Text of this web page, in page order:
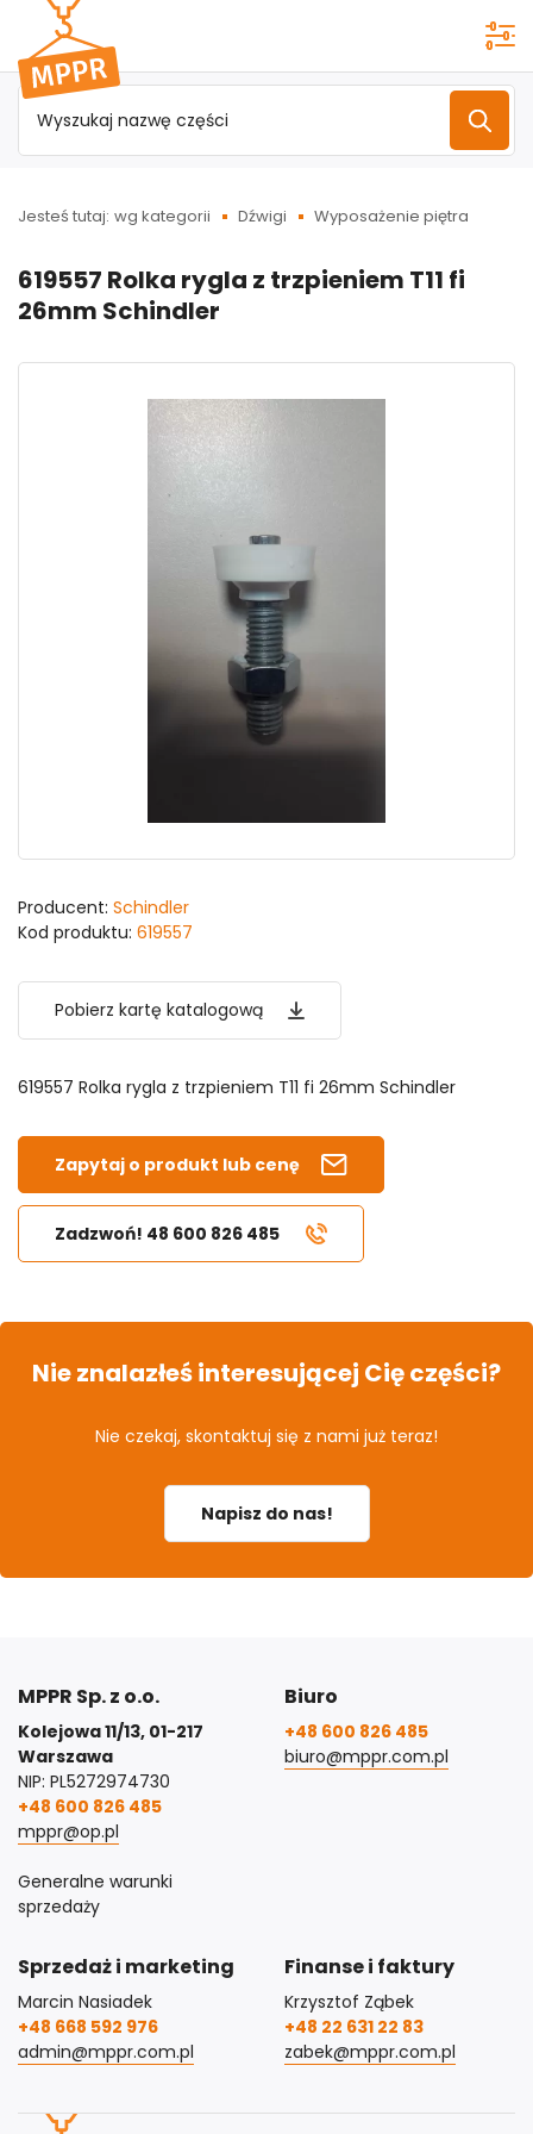
Przejdź do
menu
głównego
Jesteś tutaj: wg kategorii Dźwigi Wyposażenie piętra
619557 Rolka rygla z trzpieniem T11 fi
26mm Schindler
Producent: Schindler
Kod produktu: 619557
Pobierz kartę katalogową
619557 Rolka rygla z trzpieniem T11 fi 26mm Schindler
Zapytaj o produkt lub cenę
Zadzwoń! 48 600 826 485
Nie znalazłeś interesującej Cię części?
Nie czekaj, skontaktuj się z nami już teraz!
Napisz do nas!
MPPR Sp. z o.o.
Kolejowa 11/13, 01-217
Warszawa
NIP: PL5272974730
+48 600 826 485
mppr@op.pl
Generalne warunki
sprzedaży
Biuro
+48 600 826 485
biuro@mppr.com.pl
Sprzedaż i marketing
Marcin Nasiadek
+48 668 592 976
admin@mppr.com.pl
Finanse i faktury
Krzysztof Ząbek
+48 22 631 22 83
zabek@mppr.com.pl